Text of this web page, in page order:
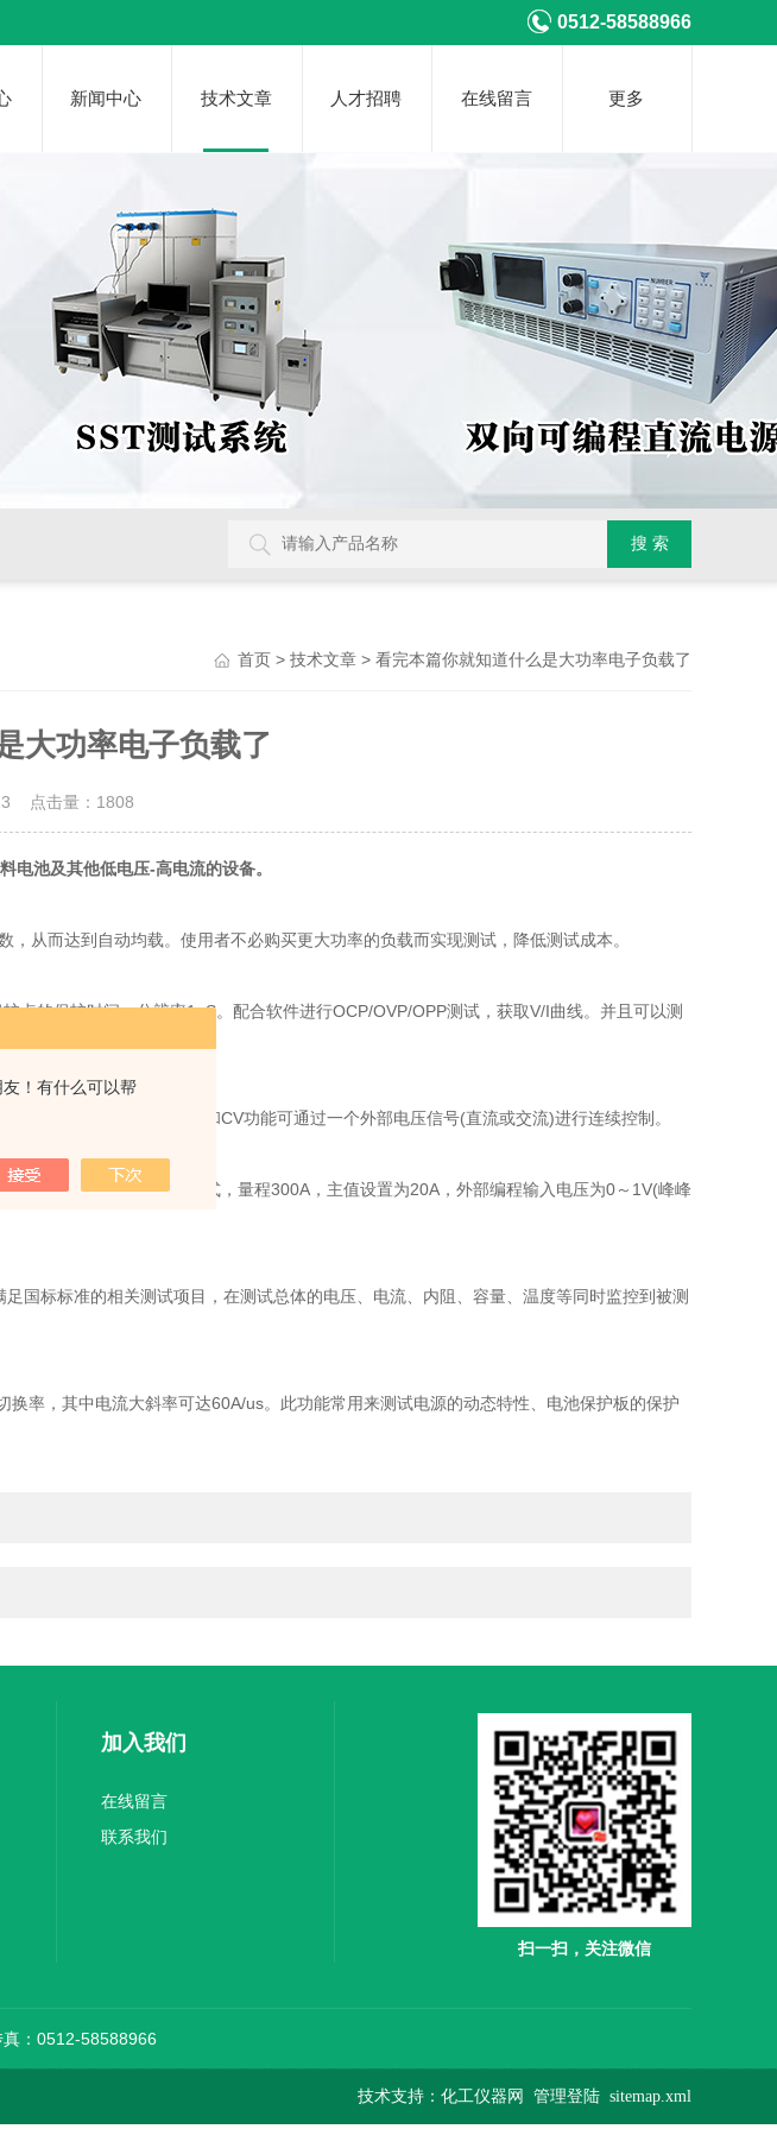
！有什么可以帮
0512-58588966
新闻中心 技术文章 人才招聘 在线留言 更多
首页 > 技术文章 > 看完本篇你就知道什么是大功率电子负载了
大功率电子负载了
点击量： 1808
电池及其他低电压-高电流的设备。
而达到自动均载。使用者不必购买更大功率的负载而实现测试，降低测试成本。
的保护时间，分辨率1uS。配合软件进行OCP/OVP/OPP测试，获取V/I曲线。并且可以测
起止点即可测试。CC和CV功能可通过一个外部电压信号(直流或交流)进行连续控制。
例如：负载当前为CC模式，量程300A，主值设置为20A，外部编程输入电压为0～1V(峰峰
标标准的相关测试项目，在测试总体的电压、电流、内阻、容量、温度等同时监控到被测
，其中电流大斜率可达60A/us。此功能常用来测试电源的动态特性、电池保护板的保护
加入我们
在线留言
联系我们
扫一扫，关注微信
真：0512-58588966
技术支持： 化工仪器网 管理登陆 sitemap.xml